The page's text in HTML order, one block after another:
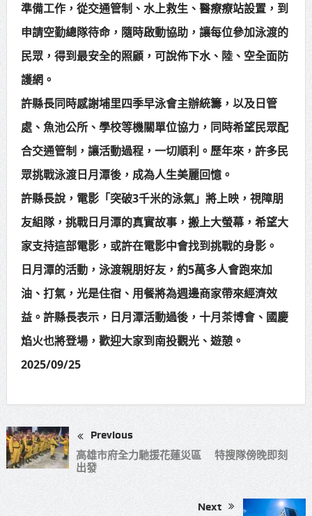
準備工作，從交通管制、水上救生、醫療療站設置，到
申請空勤總隊待命，隨時啟動協助，讓每位參加泳渡的
民眾，得到最安全的照顧，可說佈下水、陸、空全面防
護網。
許縣長同時感謝埔里四季早泳會主辦統籌，以及日管
處、魚池公所、學校等機關單位協力，同時希望民眾配
合交通管制，讓活動過程，一切順利。歷年來，許多民
眾挑戰泳渡日月潭後，成為人生美麗回憶。
許縣長說，電影「突破3千米的泳氣」將上映，視障朋
友組隊，挑戰日月潭的真實故事，搬上大螢幕，希望大
家支持這部電影，或許在電影中會找到挑戰的身影。
日月潭的活動，泳渡親朋好友，約5萬多人會跑來加
油、打氣，光是住宿、用餐將為週邊商家帶來經濟效
益。許縣長表示，日月潭活動過後，十月茶博會、國慶
焰火也將登場，歡迎大家到南投觀光、遊憩。
2025/09/25
Previous
高雄市府全力馳援花蓮災區 特搜隊傍晚即刻
出發
Next